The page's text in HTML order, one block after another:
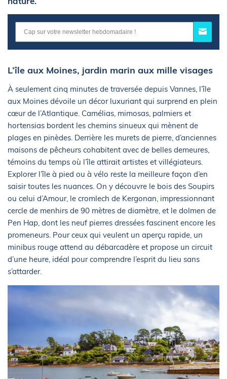
L’île aux Moines, jardin marin aux mille visages
À seulement cinq minutes de traversée depuis Vannes, l’île
aux Moines dévoile un décor luxuriant qui surprend en plein
cœur de l’Atlantique. Camélias, mimosas, palmiers et
hortensias bordent les chemins sinueux qui mènent de
plages en pinèdes. Derrière les murets de pierre, d’anciennes
maisons de pêcheurs cohabitent avec de belles demeures,
témoins du temps où l’île attirait artistes et villégiateurs.
Explorer l’île à pied ou à vélo reste la meilleure façon d’en
saisir toutes les nuances. On y découvre le bois des Soupirs
ou celui d’Amour, le cromlech de Kergonan, impressionnant
cercle de menhirs de 90 mètres de diamètre, et le dolmen de
Pen Hap, dont les neuf pierres dressées fascinent encore les
promeneurs. Pour ceux qui veulent un aperçu rapide, un
minibus rouge attend au débarcadère et propose un circuit
d’une heure, idéal pour comprendre l’esprit du lieu sans
s’attarder.